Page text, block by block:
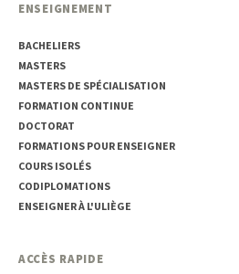
ENSEIGNEMENT
BACHELIERS
MASTERS
MASTERS DE SPÉCIALISATION
FORMATION CONTINUE
DOCTORAT
FORMATIONS POUR ENSEIGNER
COURS ISOLÉS
CODIPLOMATIONS
ENSEIGNER À L'ULIÈGE
ACCÈS RAPIDE